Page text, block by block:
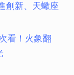
創新、天蠍座
看！火象翻